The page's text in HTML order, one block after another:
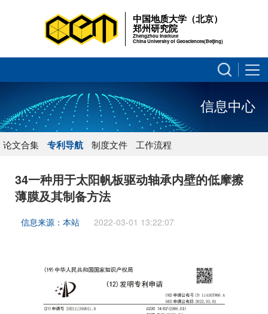
中国地质大学（北京）
郑州研究院
Zhengzhou Institute
China University of Geosciences(Beijing)
信息中心
论文合集 专利导航 制度文件 工作流程
34一种用于太阳帆板驱动轴承内壁的低摩擦
薄膜及其制备方法
信息来源：本站 2022-03-01 13:22:07